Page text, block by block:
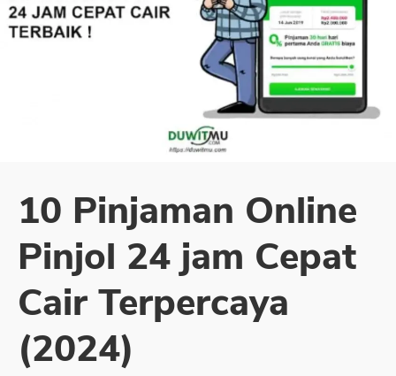
Kartu Kredit
KPR
KTA
Pinjaman Online
10 Pinjaman Online
Pinjol 24 jam Cepat
Cair Terpercaya
(2024)